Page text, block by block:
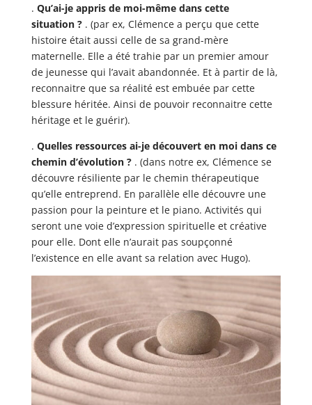
. Qu’ai-je appris de moi-même dans cette
situation ?. (par ex, Clémence a perçu que cette
histoire était aussi celle de sa grand-mère
maternelle. Elle a été trahie par un premier amour
de jeunesse qui l’avait abandonnée. Et à partir de là,
reconnaitre que sa réalité est embuée par cette
blessure héritée. Ainsi de pouvoir reconnaitre cette
héritage et le guérir).
. Quelles ressources ai-je découvert en moi dans ce
chemin d’évolution ?. (dans notre ex, Clémence se
découvre résiliente par le chemin thérapeutique
qu’elle entreprend. En parallèle elle découvre une
passion pour la peinture et le piano. Activités qui
seront une voie d’expression spirituelle et créative
pour elle. Dont elle n’aurait pas soupçonné
l’existence en elle avant sa relation avec Hugo).